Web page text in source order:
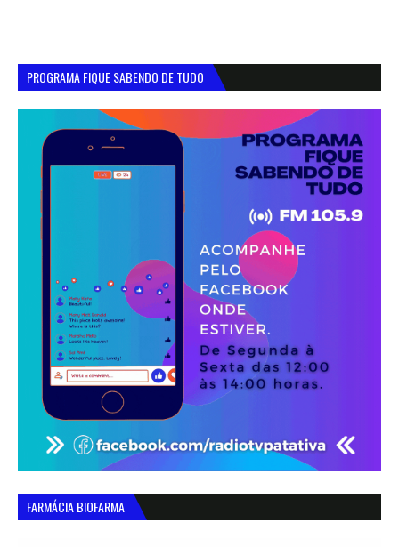
PROGRAMA FIQUE SABENDO DE TUDO
FARMÁCIA BIOFARMA